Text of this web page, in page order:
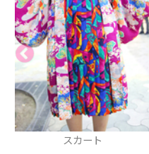
ブレスレット